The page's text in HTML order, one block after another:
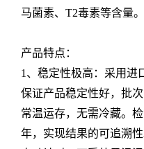
马菌素、T2毒素等含量。
产品特点：
1、稳定性极高：采用进
保证产品稳定性好，批
常温运存，无需冷藏。
年，实现结果的可追溯